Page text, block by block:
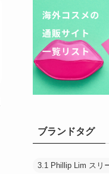
ブランドタグ
3.1 Phillip Lim スリ